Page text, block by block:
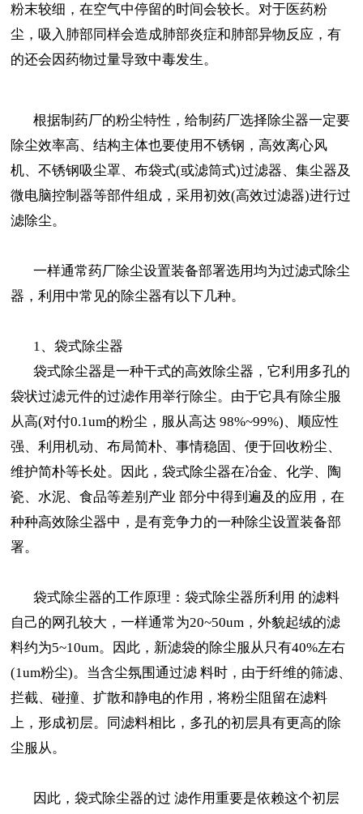
粉末较细，在空气中停留的时间会较长。对于医药粉
尘，吸入肺部同样会造成肺部炎症和肺部异物反应，有
的还会因药物过量导致中毒发生。
根据制药厂的粉尘特性，给制药厂选择除尘器一定要
除尘效率高、结构主体也要使用不锈钢，高效离心风
机、不锈钢吸尘罩、布袋式(或滤筒式)过滤器、集尘器及
微电脑控制器等部件组成，采用初效(高效过滤器)进行过
滤除尘。
一样通常药厂除尘设置装备部署选用均为过滤式除尘
器，利用中常见的除尘器有以下几种。
1、袋式除尘器
袋式除尘器是一种干式的高效除尘器，它利用多孔的
袋状过滤元件的过滤作用举行除尘。由于它具有除尘服
从高(对付0.1um的粉尘，服从高达 98%~99%)、顺应性
强、利用机动、布局简朴、事情稳固、便于回收粉尘、
维护简朴等长处。因此，袋式除尘器在冶金、化学、陶
瓷、水泥、食品等差别产业 部分中得到遍及的应用，在
种种高效除尘器中，是有竞争力的一种除尘设置装备部
署。
袋式除尘器的工作原理：袋式除尘器所利用 的滤料
自己的网孔较大，一样通常为20~50um，外貌起绒的滤
料约为5~10um。因此，新滤袋的除尘服从只有40%左右
(1um粉尘)。当含尘氛围通过滤 料时，由于纤维的筛滤、
拦截、碰撞、扩散和静电的作用，将粉尘阻留在滤料
上，形成初层。同滤料相比，多孔的初层具有更高的除
尘服从。
因此，袋式除尘器的过 滤作用重要是依赖这个初层